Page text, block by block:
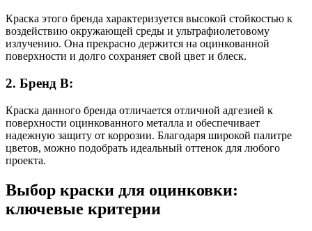
Краска этого бренда характеризуется высокой стойкостью к
воздействию окружающей среды и ультрафиолетовому
излучению. Она прекрасно держится на оцинкованной
поверхности и долго сохраняет свой цвет и блеск.
2. Бренд B:
Краска данного бренда отличается отличной адгезией к
поверхности оцинкованного металла и обеспечивает
надежную защиту от коррозии. Благодаря широкой палитре
цветов, можно подобрать идеальный оттенок для любого
проекта.
Выбор краски для оцинковки:
ключевые критерии